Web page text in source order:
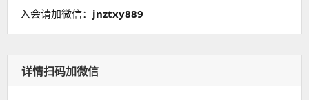
入会请加微信： jnztxy889
详情扫码加微信